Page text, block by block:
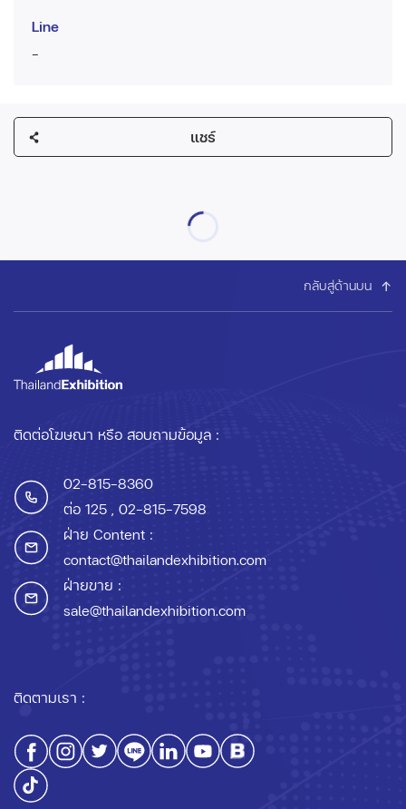
Line
-
แชร์
กลับสู่ด้านบน
ติดต่อโฆษณา หรือ สอบถามข้อมูล :
02-815-8360
ต่อ 125 , 02-815-7598
ฝ่าย Content :
contact@thailandexhibition.com
ฝ่ายขาย :
sale@thailandexhibition.com
ติดตามเรา :